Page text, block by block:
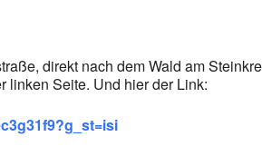
direkt nach dem Wald am
linken Seite. Und hier der Link: